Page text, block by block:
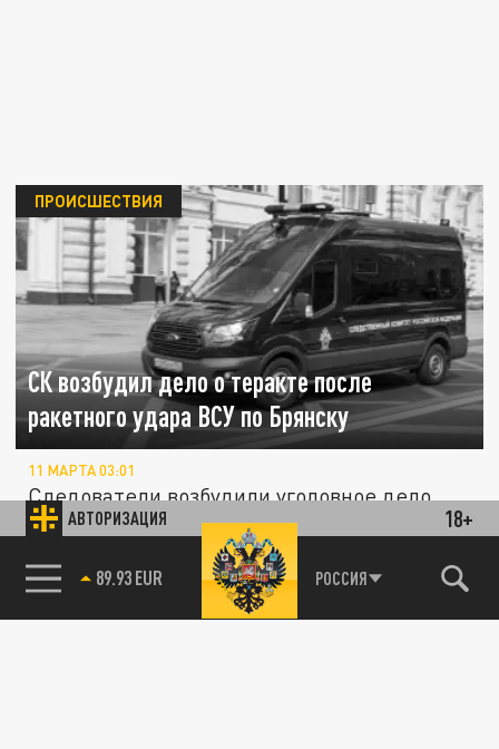
АВТОРИЗАЦИЯ 18+
85.64 BRENT РОССИЯ
СК возбудил дело о теракте после
ракетного удара ВСУ по Брянску
ПРОИСШЕСТВИЯ
11 МАРТА 03:01
Следователи возбудили уголовное дело
после ракетной атаки на Брянск.